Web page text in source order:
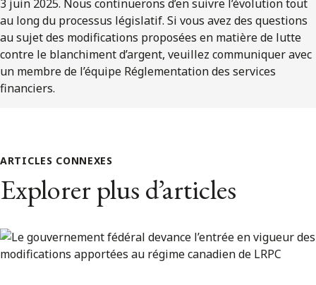
3 juin 2025. Nous continuerons d’en suivre l’évolution tout
au long du processus législatif. Si vous avez des questions
au sujet des modifications proposées en matière de lutte
contre le blanchiment d’argent, veuillez communiquer avec
un membre de l’équipe Réglementation des services
financiers.
ARTICLES CONNEXES
Explorer plus d’articles